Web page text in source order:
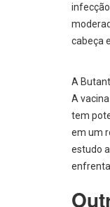
cabeça
A
A
tem
em um
estudo